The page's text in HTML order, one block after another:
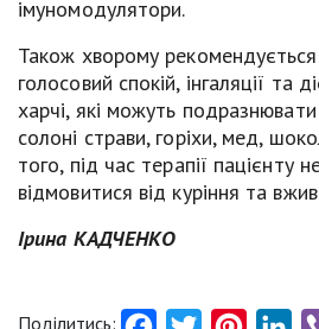
імуномодулятори.
Також хворому
голосовий спокій, інгаляції та
харчі, які можуть подразнювати
солоні страви, горіхи, мед,
того, під час терапії пацієнту
відмовитися від куріння та
Ірина КАДЧЕНКО
Поділитись: